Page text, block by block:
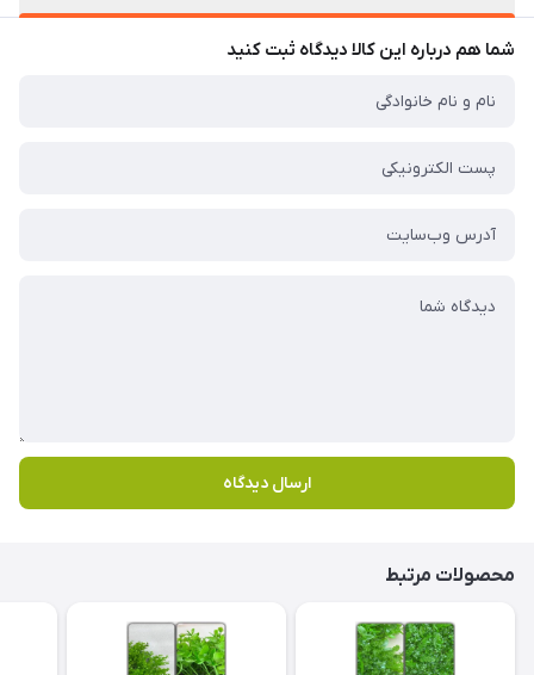
شما هم درباره این کالا دیدگاه ثبت کنید
ارسال دیدگاه
محصولات مرتبط